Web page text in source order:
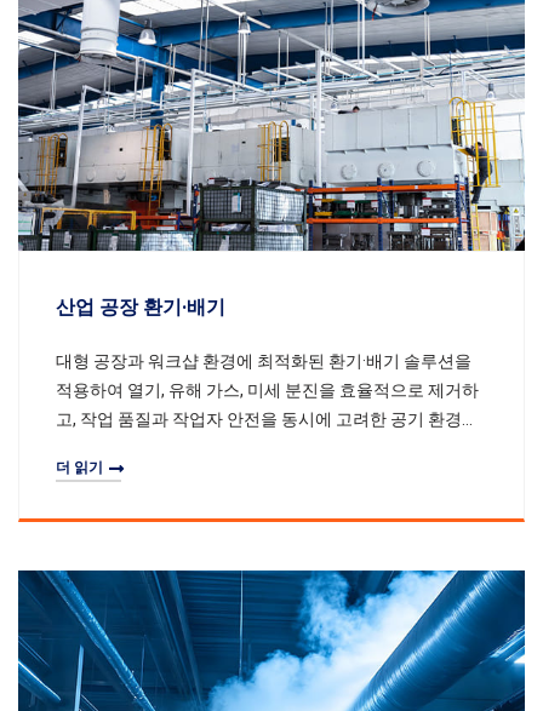
산업 공장 환기·배기
대형 공장과 워크샵 환경에 최적화된 환기·배기 솔루션을
적용하여 열기, 유해 가스, 미세 분진을 효율적으로 제거하
고, 작업 품질과 작업자 안전을 동시에 고려한 공기 환경을
더 읽기